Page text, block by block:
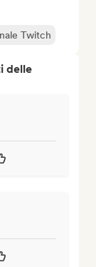
Twitch
delle